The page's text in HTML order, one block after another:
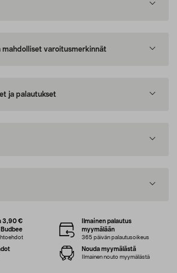
varoitusmerkinnät
ja palautukset
3,90 €
Ilmainen palautus
myymälään
365 päivän palautusoikeus
Nouda myymälästä
Ilmainen nouto myymälästä